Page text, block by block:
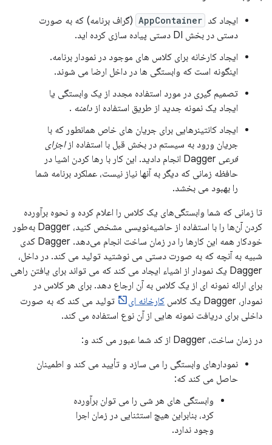
ایجاد کد AppContainer (گراف برنامه) که به صورت
دستی در بخش DI دستی پیاده سازی کرده اید.
ایجاد کارخانه برای کلاس های موجود در نمودار برنامه.
اینگونه است که وابستگی ها در داخل ارضا می شوند.
تصمیم گیری در مورد استفاده مجدد از یک وابستگی یا
ایجاد یک نمونه جدید از طریق استفاده از دامنه .
ایجاد کانتینرهایی برای جریان های خاص همانطور که با
جریان ورود به سیستم در بخش قبل با استفاده ازاجزای
فرعی
Dagger انجام دادید. این کار با رها کردن اشیا در
حافظه زمانی که دیگر به آنها نیاز نیست، عملکرد برنامه شما
را بهبود می بخشد.
تا زمانی که شما وابستگی‌های یک کلاس را اعلام کرده و نحوه برآورده
کردن آن‌ها را با استفاده از حاشیه‌نویسی مشخص کنید، Dagger به‌طور
خودکار همه این کارها را در زمان ساخت انجام می‌دهد. Dagger کدی
شبیه به آنچه که به صورت دستی می نوشتید تولید می کند. در داخل،
Dagger یک نمودار از اشیاء ایجاد می کند که می تواند برای یافتن راهی
برای ارائه نمونه ای از یک کلاس به آن ارجاع دهد. برای هر کلاس در
نمودار، Dagger یک کلاس
کارخانه ای
تولید می کند که به صورت
داخلی برای دریافت نمونه هایی از آن نوع استفاده می کند.
در زمان ساخت، Dagger از کد شما عبور می کند و:
نمودارهای وابستگی را می سازد و تأیید می کند و اطمینان
حاصل می کند که:
وابستگی های هر شی را می توان برآورده
کرد، بنابراین هیچ استثنایی در زمان اجرا
وجود ندارد.